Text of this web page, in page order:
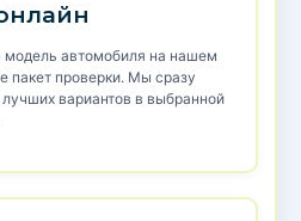
автомобиля на нашем
пакет проверки. Мы сразу
вариантов в выбранной